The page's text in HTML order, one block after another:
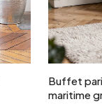
Buffet
maritime